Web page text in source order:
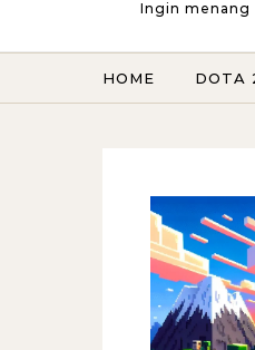
Ingin menang
HOME DOTA